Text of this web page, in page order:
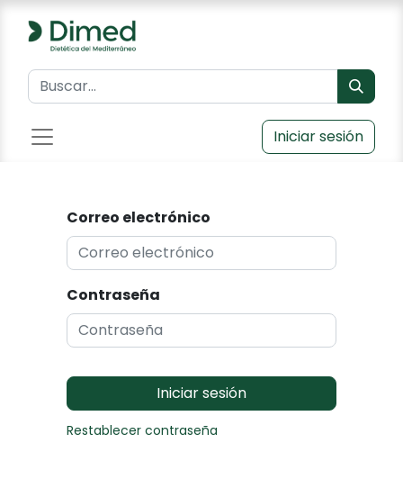
Iniciar sesión
Correo electrónico
Contraseña
Iniciar sesión
Restablecer contraseña